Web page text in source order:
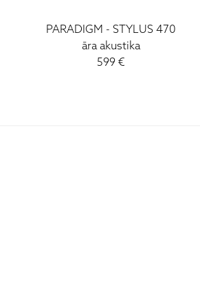
PARADIGM - STYLUS 470
āra akustika
599 €